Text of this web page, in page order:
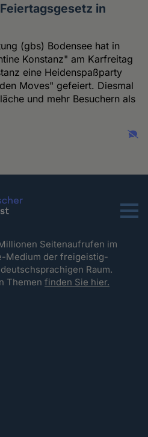
in
(gbs) Bodensee hat in
Konstanz" am Karfreitag
eine Heidenspaßparty
Moves" gefeiert. Diesmal
und mehr Besuchern als
Menu
Seitenaufrufen im
Medium der freigeistig-
Raum.
Themenfinden Sie hier.